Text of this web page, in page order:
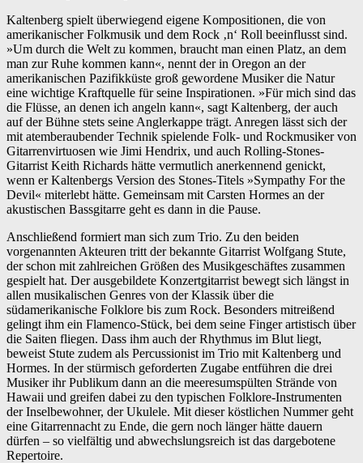
Kaltenberg spielt überwiegend eigene Kompositionen, die von
amerikanischer Folkmusik und dem Rock ‚n‘ Roll beeinflusst sind.
»Um durch die Welt zu kommen, braucht man einen Platz, an dem
man zur Ruhe kommen kann«, nennt der in Oregon an der
amerikanischen Pazifikküste groß gewordene Musiker die Natur
eine wichtige Kraftquelle für seine Inspirationen. »Für mich sind das
die Flüsse, an denen ich angeln kann«, sagt Kaltenberg, der auch
auf der Bühne stets seine Anglerkappe trägt. Anregen lässt sich der
mit atemberaubender Technik spielende Folk- und Rockmusiker von
Gitarrenvirtuosen wie Jimi Hendrix, und auch Rolling-Stones-
Gitarrist Keith Richards hätte vermutlich anerkennend genickt,
wenn er Kaltenbergs Version des Stones-Titels »Sympathy For the
Devil« miterlebt hätte. Gemeinsam mit Carsten Hormes an der
akustischen Bassgitarre geht es dann in die Pause.
Anschließend formiert man sich zum Trio. Zu den beiden
vorgenannten Akteuren tritt der bekannte Gitarrist Wolfgang Stute,
der schon mit zahlreichen Größen des Musikgeschäftes zusammen
gespielt hat. Der ausgebildete Konzertgitarrist bewegt sich längst in
allen musikalischen Genres von der Klassik über die
südamerikanische Folklore bis zum Rock. Besonders mitreißend
gelingt ihm ein Flamenco-Stück, bei dem seine Finger artistisch über
die Saiten fliegen. Dass ihm auch der Rhythmus im Blut liegt,
beweist Stute zudem als Percussionist im Trio mit Kaltenberg und
Hormes. In der stürmisch geforderten Zugabe entführen die drei
Musiker ihr Publikum dann an die meeresumspülten Strände von
Hawaii und greifen dabei zu den typischen Folklore-Instrumenten
der Inselbewohner, der Ukulele. Mit dieser köstlichen Nummer geht
eine Gitarrennacht zu Ende, die gern noch länger hätte dauern
dürfen – so vielfältig und abwechslungsreich ist das dargebotene
Repertoire.